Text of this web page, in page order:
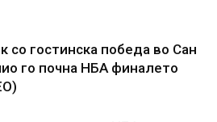
со гостинска победа во Сан
го почна НБА финалето